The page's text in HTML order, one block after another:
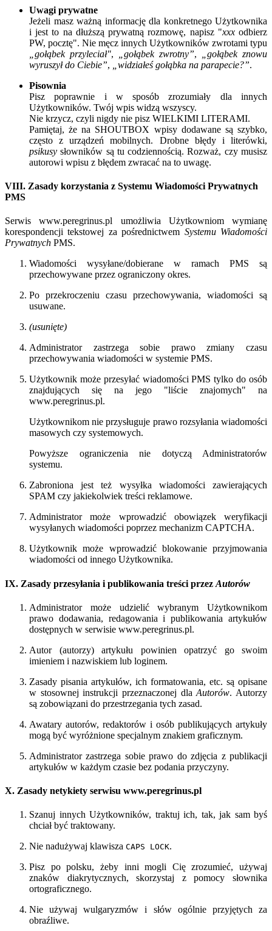
Uwagi prywatne
Jeżeli masz ważną informację dla konkretnego Użytkownika
i jest to na dłuższą prywatną rozmowę, napisz "xxxodbierz
PW, pocztę". Nie męcz innych Użytkowników zwrotami typu
„gołąbek przyleciał", „gołąbek zwrotny”,
„gołąbek znowu
wyruszył do Ciebie”, „widziałeś gołąbka na parapecie?”.
Pisownia
Pisz poprawnie i w sposób zrozumiały dla innych
Użytkowników. Twój wpis widzą wszyscy.
Nie krzycz, czyli nigdy nie pisz WIELKIMI LITERAMI.
Pamiętaj, że na SHOUTBOX wpisy dodawane są szybko,
często z urządzeń mobilnych. Drobne błędy i literówki,
psikusy słowników są tu codziennością. Rozważ, czy musisz
autorowi wpisu z błędem zwracać na to uwagę.
VIII. Zasady korzystania z Systemu Wiadomości Prywatnych
PMS
Serwis www.peregrinus.pl umożliwia Użytkowniom wymianę
korespondencji tekstowej za pośrednictwem Systemu Wiadomości
Prywatnych PMS.
Wiadomości wysyłane/dobierane w ramach PMS są
przechowywane przez ograniczony okres.
Po przekroczeniu czasu przechowywania, wiadomości są
usuwane.
(usunięte)
Administrator zastrzega sobie prawo zmiany czasu
przechowywania wiadomości w systemie PMS.
Użytkownik może przesyłać wiadomościPMS tylko do osób
znajdujących się na jego "liście znajomych" na
www.peregrinus.pl.
Użytkownikom nie przysługuje prawo rozsyłania wiadomości
masowych czy systemowych.
Powyższe ograniczenia nie dotyczą Administratorów
systemu.
Zabroniona jest też wysyłka wiadomości zawierających
SPAM czy jakiekolwiek treści reklamowe.
Administrator może wprowadzić obowiązek weryfikacji
wysyłanych wiadomości poprzez mechanizm CAPTCHA.
Użytkownik może wprowadzić blokowanie przyjmowania
wiadomości od innego Użytkownika.
IX. Zasady przesyłania i publikowania treści przez Autorów
Administrator może udzielić wybranym Użytkownikom
prawo dodawania, redagowania i publikowania artykułów
dostępnych w serwisie www.peregrinus.pl.
Autor (autorzy) artykułu powinien opatrzyć go swoim
imieniem i nazwiskiem lub loginem.
Zasady pisania artykułów, ich formatowania, etc. są opisane
w stosownej instrukcji przeznaczonej dlaAutorów. Autorzy
są zobowiązani do przestrzegania tych zasad.
Awatary autorów, redaktorów i osób publikujących artykuły
mogą być wyróżnione specjalnym znakiem graficznym.
Administrator zastrzega sobie prawo do zdjęcia z publikacji
artykułów w każdym czasie bez podania przyczyny.
X. Zasady netykiety serwisu www.peregrinus.pl
Szanuj innych Użytkowników, traktuj ich, tak, jak sam byś
chciał być traktowany.
Nie nadużywaj klawisza CAPS LOCK.
Pisz po polsku, żeby inni mogli Cię zrozumieć, używaj
znaków diakrytycznych, skorzystaj z pomocy słownika
ortograficznego.
Nie używaj wulgaryzmów i słów ogólnie przyjętych za
obraźliwe.